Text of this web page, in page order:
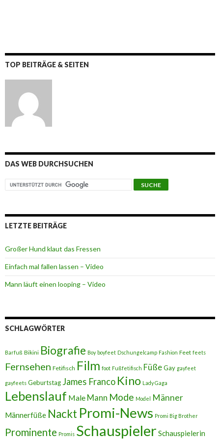
TOP BEITRÄGE & SEITEN
DAS WEB DURCHSUCHEN
LETZTE BEITRÄGE
Großer Hund klaut das Fressen
Einfach mal fallen lassen – Video
Mann läuft einen looping – Video
SCHLAGWÖRTER
Barfuß Bikini Biografie Boy boyfeet Dschungelcamp Fashion Feet feets
Fernsehen Fetifisch Film foot Fußfetifisch FüßeGay gayfeet
gayfeets Geburtstag James Franco Kino Lady Gaga
Lebenslauf Male Mann Mode Model Männer
Männerfüße Nackt Promi-News Promi Big Brother
Prominente Promis Schauspieler Schauspielerin